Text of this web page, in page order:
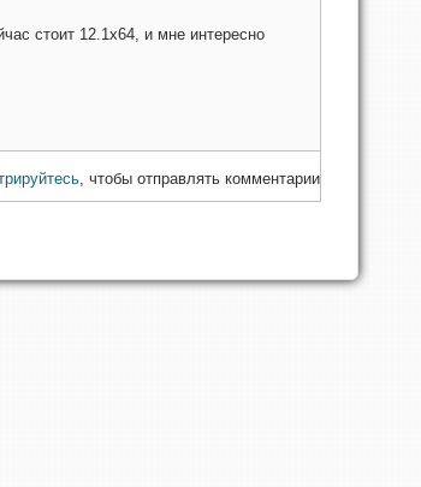
стоит 12.1х64, и мне интересно
, чтобы отправлять комментарии